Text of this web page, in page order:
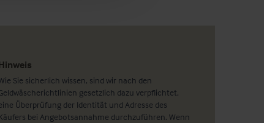
Sie sicherlich wissen, sind wir nach den
gesetzlich dazu verpflichtet,
Überprüfung der Identität und Adresse des
bei Angebotsannahme durchzuführen. Wenn